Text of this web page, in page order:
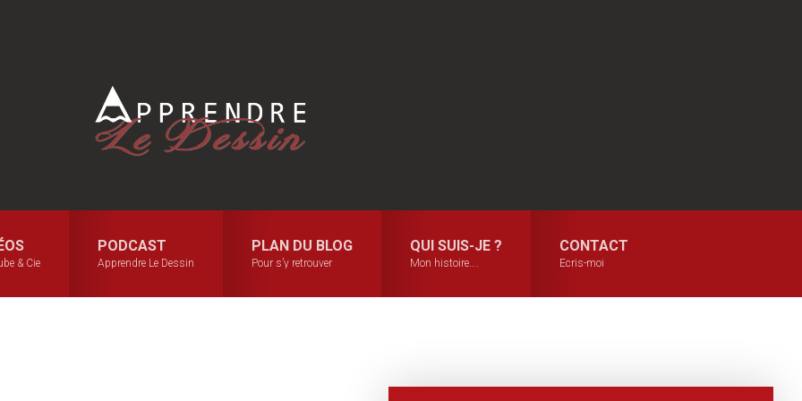
& Cie
PODCAST
Apprendre Le Dessin
PLAN DU BLOG
Pour s’y retrouver
QUI SUIS-JE ?
Mon histoire….
CONTACT
Ecris-moi